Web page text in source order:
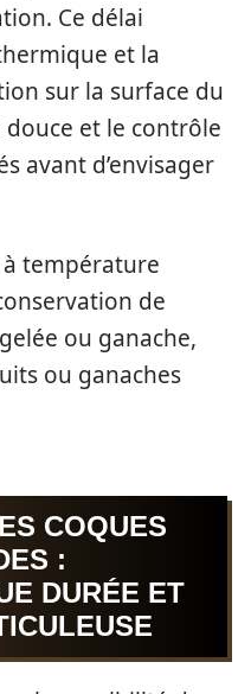
Ce délai
et la
sur la surface du
et le contrôle
avant d’envisager
à température
de
ou ganache,
ou ganaches
COQUES
:
DURÉE ET